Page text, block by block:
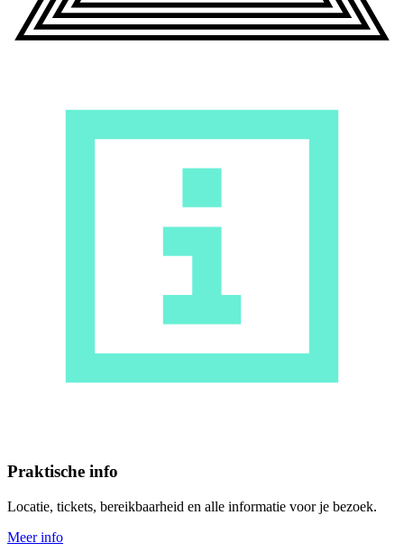
Praktische info
Locatie, tickets, bereikbaarheid en alle informatie voor je bezoek.
Meer info